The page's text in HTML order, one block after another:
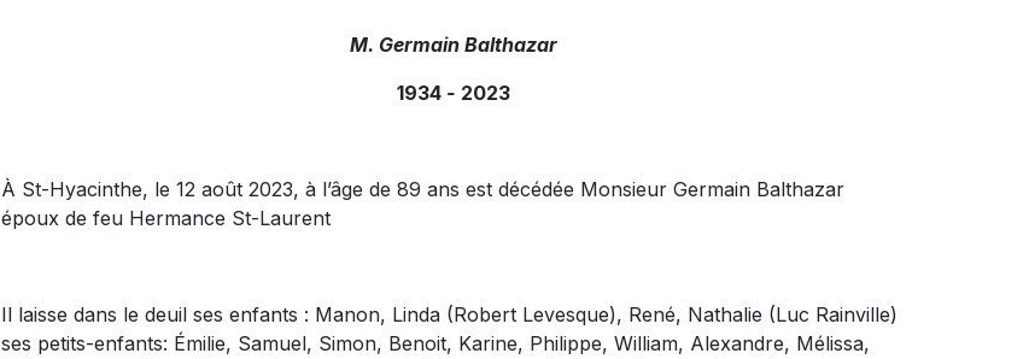
M. Germain Balthazar
1934 - 2023
À St-Hyacinthe, le 12 août 2023, à l’âge de 89 ans est décédée Monsieur Germain Balthazar
époux de feu Hermance St-Laurent
Il laisse dans le deuil ses enfants : Manon, Linda (Robert Levesque), René, Nathalie (Luc Rainville)
ses petits-enfants: Émilie, Samuel, Simon, Benoit, Karine, Philippe, William, Alexandre, Mélissa,